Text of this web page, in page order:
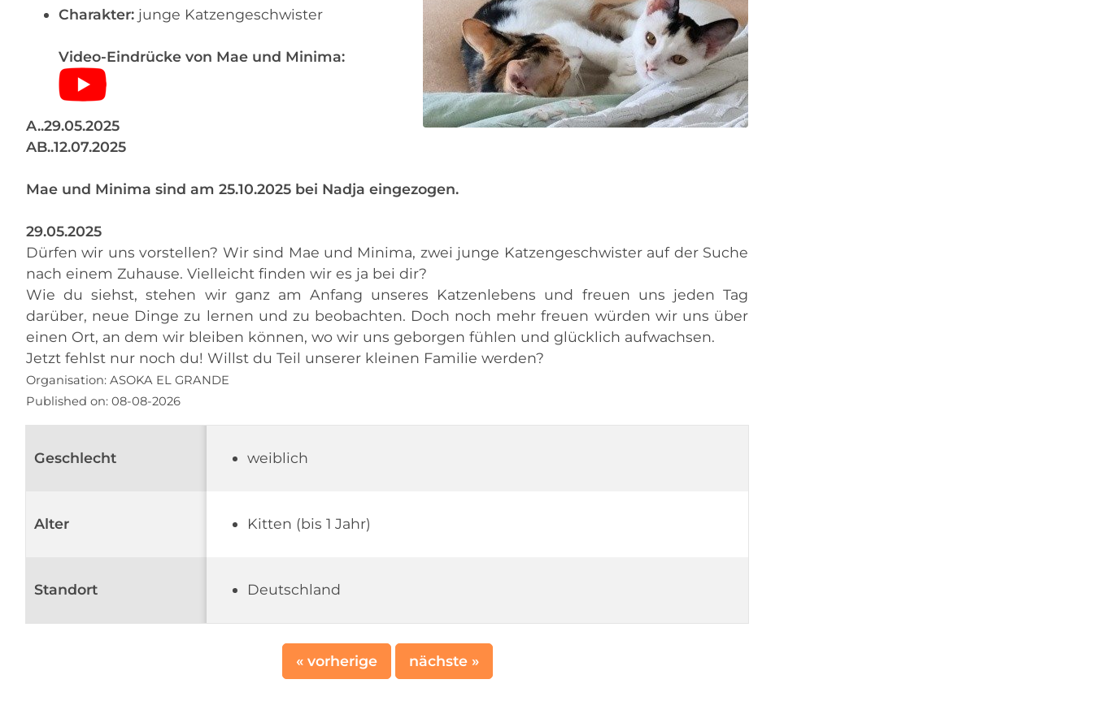
Charakter: junge Katzengeschwister
Video-Eindrücke von Mae und Minima:
A..29.05.2025
AB..12.07.2025
Mae und Minima sind am 25.10.2025 bei Nadja eingezogen.
29.05.2025
Dürfen wir uns vorstellen? Wir sind Mae und Minima, zwei junge Katzengeschwister auf der Suche
nach einem Zuhause. Vielleicht finden wir es ja bei dir?
Wie du siehst, stehen wir ganz am Anfang unseres Katzenlebens und freuen uns jeden Tag
darüber, neue Dinge zu lernen und zu beobachten. Doch noch mehr freuen würden wir uns über
einen Ort, an dem wir bleiben können, wo wir uns geborgen fühlen und glücklich aufwachsen.
Jetzt fehlst nur noch du! Willst du Teil unserer kleinen Familie werden?
Organisation: ASOKA EL GRANDE
Published on: 08-08-2026
Geschlecht weiblich
Alter Kitten (bis 1 Jahr)
Standort Deutschland
« vorherige nächste »